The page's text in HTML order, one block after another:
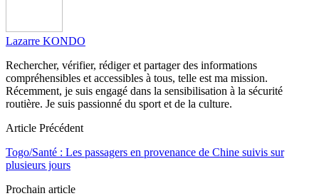
Lazarre KONDO
Rechercher, vérifier, rédiger et partager des informations
compréhensibles et accessibles à tous, telle est ma mission.
Récemment, je suis engagé dans la sensibilisation à la sécurité
routière. Je suis passionné du sport et de la culture.
Article Précédent
Togo/Santé : Les passagers en provenance de Chine suivis sur
plusieurs jours
Prochain article